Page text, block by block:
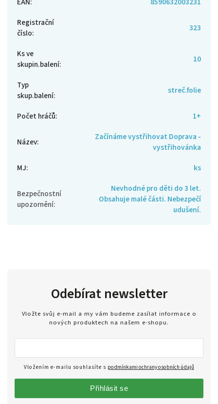
Registrační
číslo: 323
Ks ve
skupin.balení: 10
Typ
skup.balení: streč.folie
Počet hráčů: 1+
Název:
Začínáme vystřihovat Doprava -
vystřihovánka
MJ: ks
Bezpečnostní
upozornění:
Nevhodné pro děti do 3 let.
Obsahuje malé části. Nebezpečí
udušení.
Odebírat newsletter
Vložte svůj e-mail a my vám budeme zasílat informace o
nových produktech na našem e-shopu.
Vložením e-mailu souhlasíte s podmínkami ochrany osobních údajů
Přihlásit se